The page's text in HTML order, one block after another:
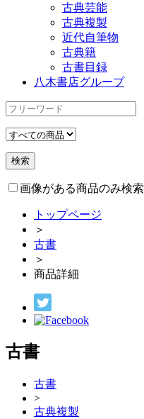
古典芸能
古典複製
近代自筆物
古典籍
古書目録
八木書店グループ
画像がある商品のみ検索
トップページ
＞
古書
＞
商品詳細
古書
古書
>
古典複製